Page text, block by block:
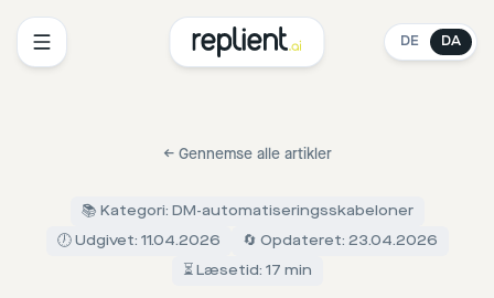
DE DA
← Gennemse alle artikler
📚 Kategori: DM-automatiseringsskabeloner
🕖 Udgivet: 11.04.2026
🔄 Opdateret: 23.04.2026
⏳ Læsetid: 17 min